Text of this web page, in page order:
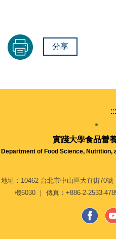
分享
:::
實踐大學食品營
Department of Food Science,
地址：10462 台北市中山區大直街70
機6030 ｜ 傳真：+886-2-2533-